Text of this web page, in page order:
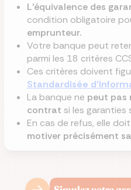
L’équivalence des
condition obligatoire
emprunteur.
Votre banque peut
parmi les 18 critères
Ces critères doivent
Standardisée
La banque ne peut pas
contrat si les garanties
En cas de refus, elle
motiver précisément